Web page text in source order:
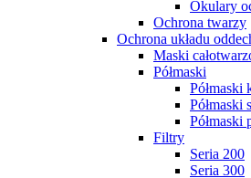
Okulary
Ochrona twarzy
Ochrona układu
Maski
Półmaski
Półmaski
Półmaski
Półmaski
Filtry
Seria 200
Seria 300